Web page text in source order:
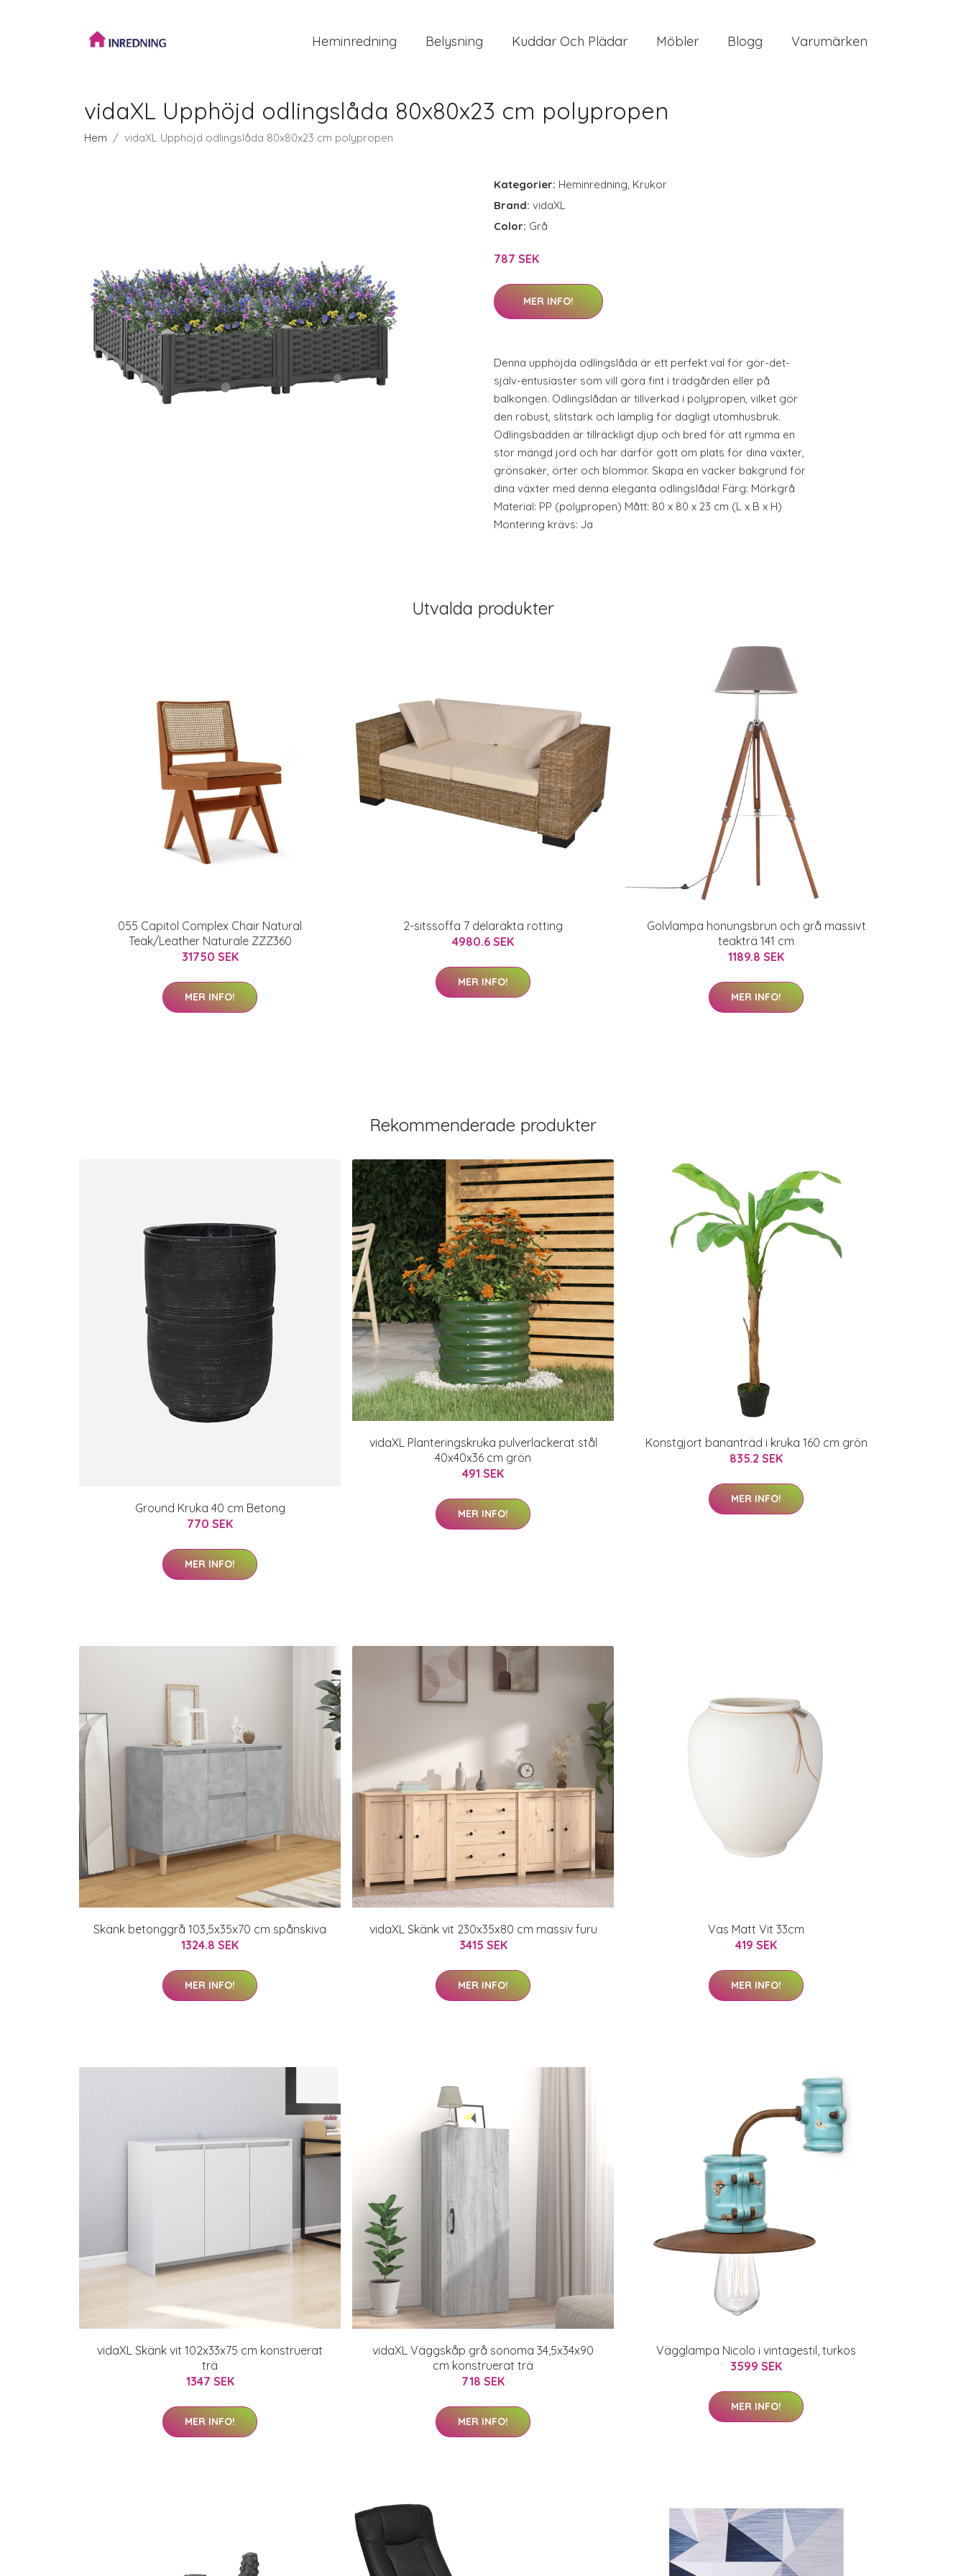
Heminredning Belysning Kuddar Och Plädar Möbler Blogg Varumärken
vidaXL Upphöjd odlingslåda 80x80x23 cm polypropen
Hem vidaXL Upphöjd odlingslåda 80x80x23 cm polypropen
Kategorier: Heminredning, Krukor
Brand: vidaXL
Color: Grå
787 SEK
MER INFO!
Denna upphöjda odlingslåda är ett perfekt val för gör-det-
själv-entusiaster som vill göra fint i trädgården eller på
balkongen. Odlingslådan är tillverkad i polypropen, vilket gör
den robust, slitstark och lämplig för dagligt utomhusbruk.
Odlingsbädden är tillräckligt djup och bred för att rymma en
stor mängd jord och har därför gott om plats för dina växter,
grönsaker, örter och blommor. Skapa en vacker bakgrund för
dina växter med denna eleganta odlingslåda! Färg: Mörkgrå
Material: PP (polypropen) Mått: 80 x 80 x 23 cm (L x B x H)
Montering krävs: Ja
Utvalda produkter
055 Capitol Complex Chair Natural
Teak/Leather Naturale ZZZ360
31750 SEK
MER INFO!
2-sitssoffa 7 delaräkta rotting
4980.6 SEK
MER INFO!
Golvlampa honungsbrun och grå massivt
teakträ 141 cm
1189.8 SEK
MER INFO!
Rekommenderade produkter
Ground Kruka 40 cm Betong
770 SEK
MER INFO!
vidaXL Planteringskruka pulverlackerat stål
40x40x36 cm grön
491 SEK
MER INFO!
Konstgjort bananträd i kruka 160 cm grön
835.2 SEK
MER INFO!
Skänk betonggrå 103,5x35x70 cm spånskiva
1324.8 SEK
MER INFO!
vidaXL Skänk vit 230x35x80 cm massiv furu
3415 SEK
MER INFO!
Vas Matt Vit 33cm
419 SEK
MER INFO!
vidaXL Skänk vit 102x33x75 cm konstruerat
trä
1347 SEK
MER INFO!
vidaXL Väggskåp grå sonoma 34,5x34x90
cm konstruerat trä
718 SEK
MER INFO!
Vägglampa Nicolo i vintagestil, turkos
3599 SEK
MER INFO!